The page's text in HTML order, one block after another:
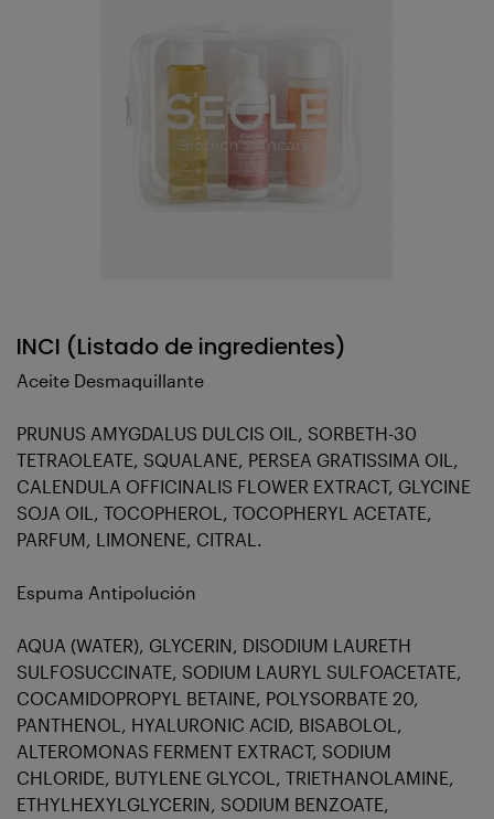
INCI (Listado de ingredientes)
Aceite Desmaquillante
PRUNUS AMYGDALUS DULCIS OIL, SORBETH-30
TETRAOLEATE, SQUALANE, PERSEA GRATISSIMA OIL,
CALENDULA OFFICINALIS FLOWER EXTRACT, GLYCINE
SOJA OIL, TOCOPHEROL, TOCOPHERYL ACETATE,
PARFUM, LIMONENE, CITRAL.
Espuma Antipolución
AQUA (WATER), GLYCERIN, DISODIUM LAURETH
SULFOSUCCINATE, SODIUM LAURYL SULFOACETATE,
COCAMIDOPROPYL BETAINE, POLYSORBATE 20,
PANTHENOL, HYALURONIC ACID, BISABOLOL,
ALTEROMONAS FERMENT EXTRACT, SODIUM
CHLORIDE, BUTYLENE GLYCOL, TRIETHANOLAMINE,
ETHYLHEXYLGLYCERIN, SODIUM BENZOATE,